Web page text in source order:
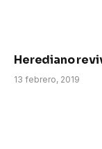
Herediano
13 febrero, 2019